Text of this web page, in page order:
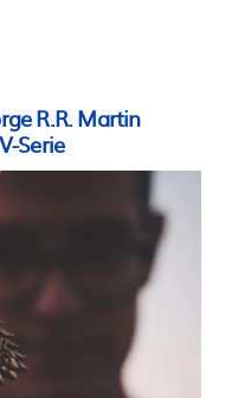
R.R. Martin
Serie